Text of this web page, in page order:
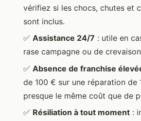
vérifiez si les chocs, chutes et
sont inclus.
✅ Assistance 24/7 : utile en
rase campagne ou de
✅ Absence de franchise
de 100 € sur une réparation de
presque le même coût que de
✅ Résiliation à tout moment :